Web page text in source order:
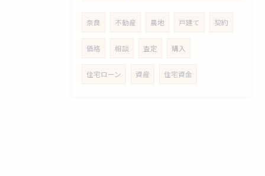
奈良 不動産 農地 戸建て 契約
価格 相談 査定 購入
住宅ローン 資産 住宅資金